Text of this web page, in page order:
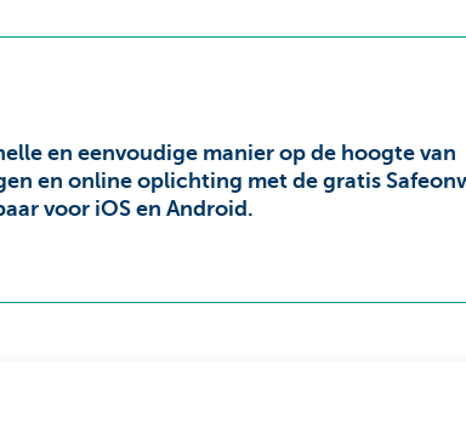
en eenvoudige manier op de hoogte van
en online oplichting met de gratis
voor iOS en Android.